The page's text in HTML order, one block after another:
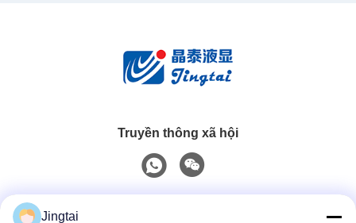
Truyền thông xã hội
Jingtai